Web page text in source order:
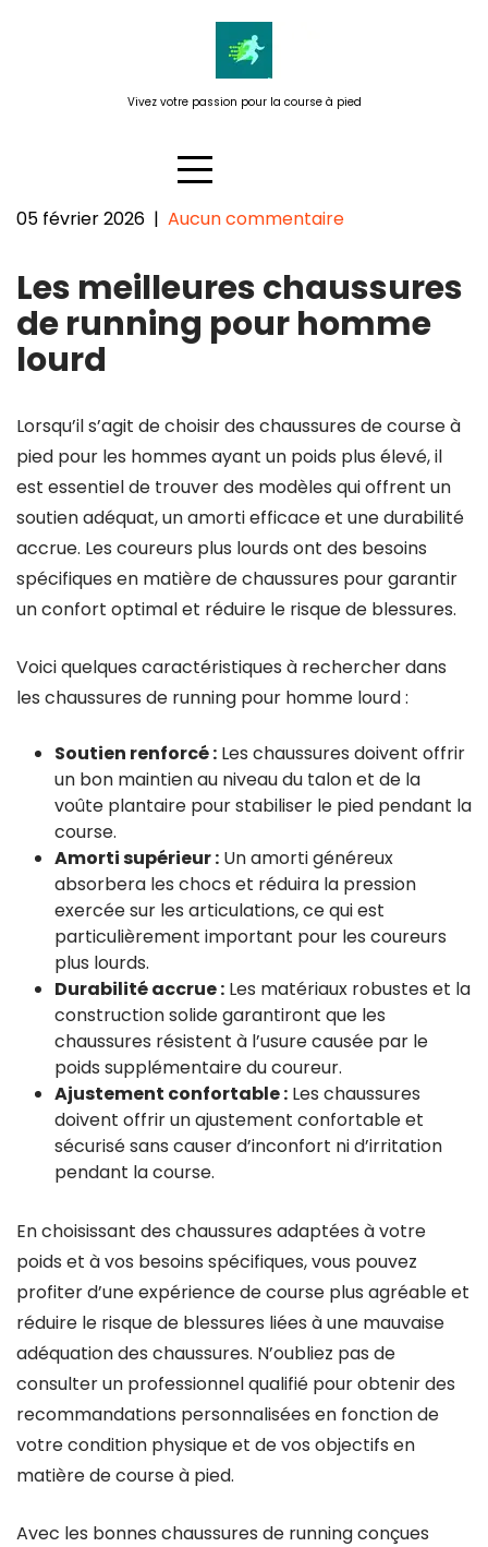
Vivez votre passion pour la course à pied
running pour homme lourd :
confort et performance au
rendez-vous !
05 février 2026 | Aucun commentaire
Les meilleures chaussures
de running pour homme
lourd
Lorsqu’il s’agit de choisir des chaussures de course à
pied pour les hommes ayant un poids plus élevé, il
est essentiel de trouver des modèles qui offrent un
soutien adéquat, un amorti efficace et une durabilité
accrue. Les coureurs plus lourds ont des besoins
spécifiques en matière de chaussures pour garantir
un confort optimal et réduire le risque de blessures.
Voici quelques caractéristiques à rechercher dans
les chaussures de running pour homme lourd :
Soutien renforcé : Les chaussures doivent offrir
un bon maintien au niveau du talon et de la
voûte plantaire pour stabiliser le pied pendant la
course.
Amorti supérieur : Un amorti généreux
absorbera les chocs et réduira la pression
exercée sur les articulations, ce qui est
particulièrement important pour les coureurs
plus lourds.
Durabilité accrue : Les matériaux robustes et la
construction solide garantiront que les
chaussures résistent à l’usure causée par le
poids supplémentaire du coureur.
Ajustement confortable : Les chaussures
doivent offrir un ajustement confortable et
sécurisé sans causer d’inconfort ni d’irritation
pendant la course.
En choisissant des chaussures adaptées à votre
poids et à vos besoins spécifiques, vous pouvez
profiter d’une expérience de course plus agréable et
réduire le risque de blessures liées à une mauvaise
adéquation des chaussures. N’oubliez pas de
consulter un professionnel qualifié pour obtenir des
recommandations personnalisées en fonction de
votre condition physique et de vos objectifs en
matière de course à pied.
Avec les bonnes chaussures de running conçues